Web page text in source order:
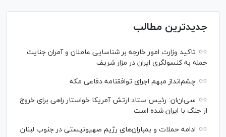
جدیدترین مطالب
تاکید وزارت امور خارجه بر شناسایی عاملان و آمران جنایت
حمله به کنسولگری ایران در مزار شریف
چشم‌انداز مبهم اجرای توافقنامه دفاعی مکه
سی‌ان‌‌ان: رئیس ستاد ارتش آمریکا خواستار راهی برای خروج
از جنگ با ایران شده است
ادامه حملات و بمباران‌های رژیم صهیونیستی در جنوب لبنان